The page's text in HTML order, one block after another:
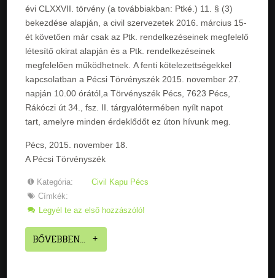
évi CLXXVII. törvény (a továbbiakban: Ptké.) 11. § (3)
bekezdése alapján, a civil szervezetek 2016. március 15-
ét követően már csak az Ptk. rendelkezéseinek megfelelő
létesítő okirat alapján és a Ptk. rendelkezéseinek
megfelelően működhetnek. A fenti kötelezettségekkel
kapcsolatban a Pécsi Törvényszék 2015. november 27.
napján 10.00 órától,a Törvényszék Pécs, 7623 Pécs,
Rákóczi út 34., fsz. II. tárgyalótermében nyílt napot
tart, amelyre minden érdeklődőt ez úton hívunk meg.
Pécs, 2015. november 18.
A Pécsi Törvényszék
Kategória:
Civil Kapu Pécs
Címkék:
Legyél te az első hozzászóló!
BŐVEBBEN...